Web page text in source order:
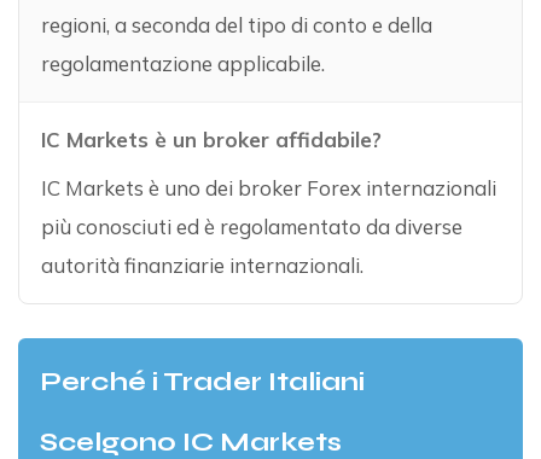
regioni, a seconda del tipo di conto e della
regolamentazione applicabile.
IC Markets è un broker affidabile?
IC Markets è uno dei broker Forex internazionali
più conosciuti ed è regolamentato da diverse
autorità finanziarie internazionali.
Perché i Trader Italiani
Scelgono IC Markets